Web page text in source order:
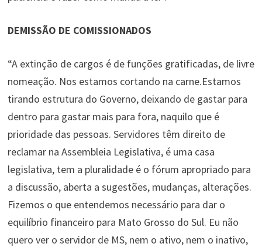
DEMISSÃO DE COMISSIONADOS
“A extinção de cargos é de funções gratificadas, de livre
nomeação. Nos estamos cortando na carne.Estamos
tirando estrutura do Governo, deixando de gastar para
dentro para gastar mais para fora, naquilo que é
prioridade das pessoas. Servidores têm direito de
reclamar na Assembleia Legislativa, é uma casa
legislativa, tem a pluralidade é o fórum apropriado para
a discussão, aberta a sugestões, mudanças, alterações.
Fizemos o que entendemos necessário para dar o
equilíbrio financeiro para Mato Grosso do Sul. Eu não
quero ver o servidor de MS, nem o ativo, nem o inativo,